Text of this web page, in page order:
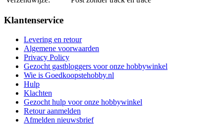
Klantenservice
Levering en retour
Algemene voorwaarden
Privacy Policy
Gezocht gastbloggers voor onze hobbywinkel
Wie is Goedkoopstehobby.nl
Hulp
Klachten
Gezocht hulp voor onze hobbywinkel
Retour aanmelden
Afmelden nieuwsbrief